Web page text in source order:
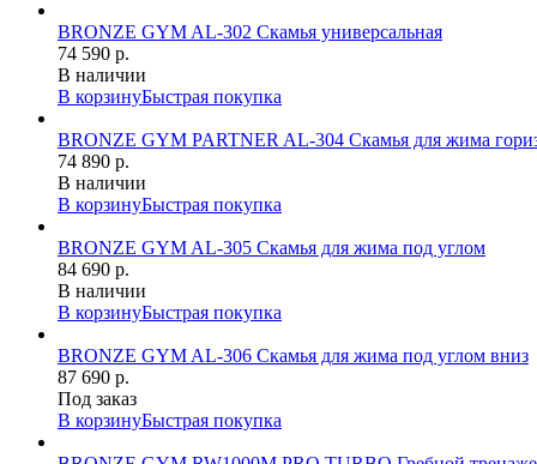
BRONZE GYM AL-302 Скамья универсальная
74 590 р.
В наличии
В корзинуБыстрая покупка
BRONZE GYM PARTNER AL-304 Скамья для жима
74 890 р.
В наличии
В корзинуБыстрая покупка
BRONZE GYM AL-305 Скамья для жима под углом
84 690 р.
В наличии
В корзинуБыстрая покупка
BRONZE GYM AL-306 Скамья для жима под углом вниз
87 690 р.
Под заказ
В корзинуБыстрая покупка